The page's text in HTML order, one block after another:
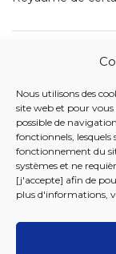
Nous utilisons des
site web et pour
possible de
fonctionnels,
fonctionnement du
systèmes et ne
[j'accepte] afin de
plus d'informations,
BANQUE DE
19 DECEMBRE
Commission
nomenclature